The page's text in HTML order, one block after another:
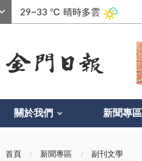
29~33 ℃ 晴時多雲
關於我們 新聞專區
首頁 新聞專區 副刊文學